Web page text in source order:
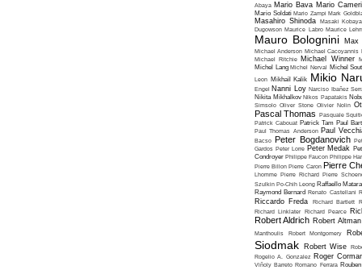
Abaya Mario Bava Mario
Mario Soldati Mario Zampi Mark
Masahiro Shinoda Masaki
Dugowson Maurice Labro Maurice
Mauro Bolognini Max
Michael Anderson Michael Cacoyannis
Michael Ritchie Michael Winner
Michel Lang Michel Nerval Michel
Leon Mikhaïl Kalik Mikio
Engel Nanni Loy Narciso Ibañez
Nikita Mikhalkov Nikos Papatakis
Simsolo Oliver Stone Olivier Nolin
Pascal Thomas Pasquale
Patrick Cabouat Patrick Tam Paul
Paul Thomas Anderson Paul
Bacso Peter Bogdanovich
Gardos Peter Lorre Peter Medak
Condroyer Philippe Faucon Philippe
Pierre Billon Pierre Caron Pierre
Lhomme Pierre Richard Pierre
Szulkin Po-Chih Leong Raffaello
Raymond Bernard Renato Castellani
Riccardo Freda Richard Bartlett
Richard Linklater Richard Pearce
Robert Aldrich Robert Altman
Manthoulis Robert Montgomery
Siodmak Robert Wise
Rogelio A. Gonzalez Roger
Viñoly Barreto Romano Ferrara